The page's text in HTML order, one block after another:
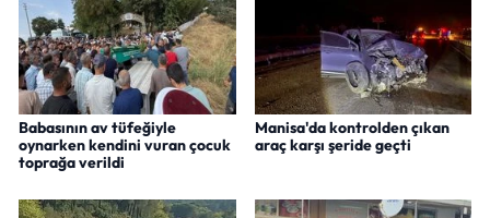
Babasının av tüfeğiyle
oynarken kendini vuran çocuk
toprağa verildi
Manisa'da kontrolden çıkan
araç karşı şeride geçti